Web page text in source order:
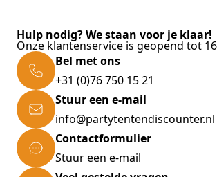
Hulp nodig? We staan voor je klaar!
Onze klantenservice is geopend tot
Bel met ons
+31 (0)76 750 15 21
Stuur een e-mail
info@partytentendiscounter.nl
Contactformulier
Stuur een e-mail